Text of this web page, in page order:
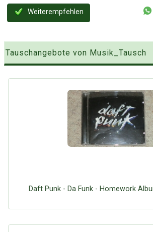
Mit Email
Weiterempfehlen
Tauschangebote von Musik_Tausch
Daft Punk - Da Funk - Homework